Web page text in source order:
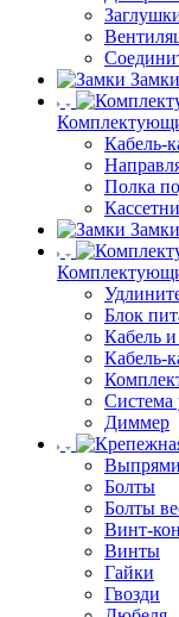
Замки
Кабель-
Полка
Замки
Блок
Кабель
Кабель-
Система
Диммер
Болты
Болты
Винт-
Винты
Гайки
Гвозди